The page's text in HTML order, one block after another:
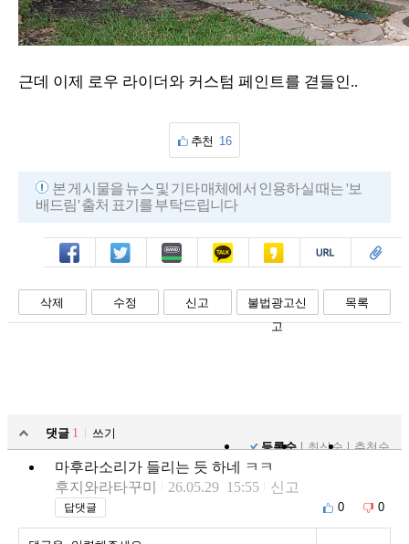
근데 이제 로우 라이더와 커스텀 페인트를 겯들인..
추천 16
본 게시물을 뉴스 및 기타 매체에서 인용하실 때는 '보
배드림' 출처 표기를 부탁드립니다
페북 트윗 밴드 카톡 카스 복사 스크랩
삭제 수정 신고
불법광고신
고
목록
댓글 1
쓰기
등록순
최신순 추천순
마후라소리가 들리는 듯 하네 ㅋㅋ
후지와라타꾸미
26.05.29 15:55 신고
답댓글 0 0